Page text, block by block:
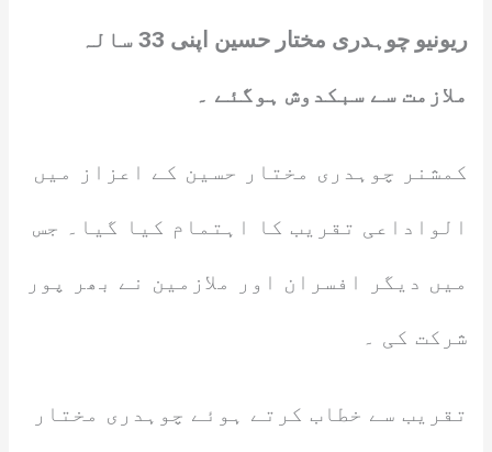
ریونیو چوہدری مختار حسین اپنی 33 سالہ
ملازمت سے سبکدوش ہوگئے ۔
کمشنر چوہدری مختار حسین کے اعزاز میں
الواداعی تقریب کا اہتمام کیا گیا۔ جس
میں دیگر افسران اور ملازمین نے بھر پور
شرکت کی ۔
تقریب سے خطاب کرتے ہوئے چوہدری مختار